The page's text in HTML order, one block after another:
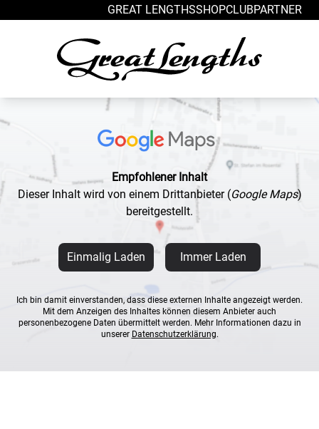
GREAT LENGTHSSHOPCLUBPARTNER
Empfohlener Inhalt
Dieser Inhalt wird von einem Drittanbieter (Google Maps)
bereitgestellt.
Einmalig Laden Immer Laden
Ich bin damit einverstanden, dass diese externen Inhalte angezeigt werden.
Mit dem Anzeigen des Inhaltes können diesem Anbieter auch
personenbezogene Daten übermittelt werden. Mehr Informationen dazu in
unserer Datenschutzerklärung.